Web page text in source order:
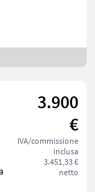
3.900
€
IVA/commissione
inclusa
3.451,33 €
netto